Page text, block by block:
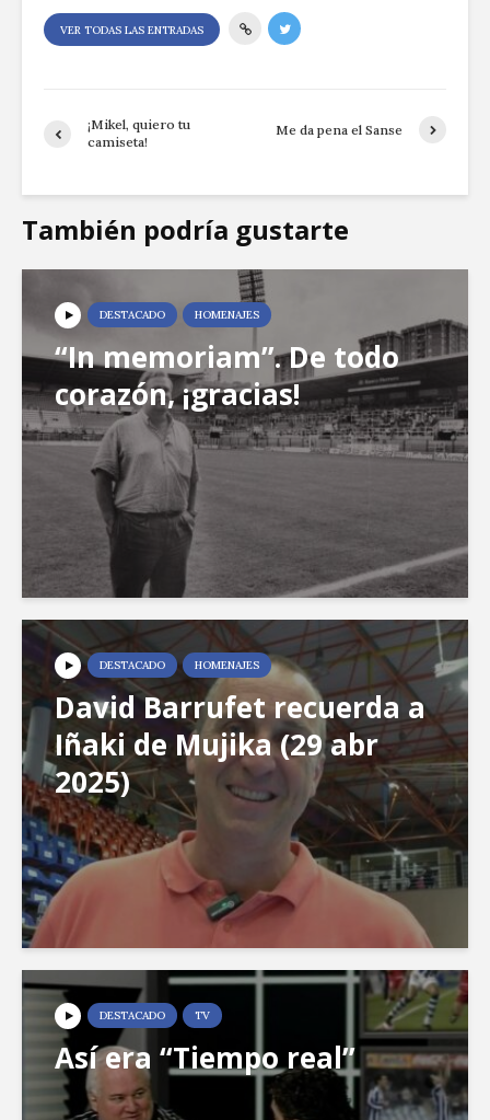
VER TODAS LAS ENTRADAS
¡Mikel, quiero tu
camiseta!
Me da pena el Sanse
También podría gustarte
DESTACADO HOMENAJES
“In memoriam”. De todo
corazón, ¡gracias!
DESTACADO HOMENAJES
David Barrufet recuerda a
Iñaki de Mujika (29 abr
2025)
DESTACADO TV
Así era “Tiempo real”